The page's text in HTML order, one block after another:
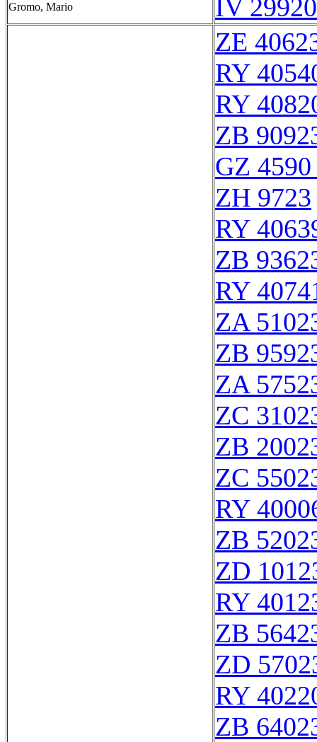
Gromo, Mario
IV
ZE
RY
RY
ZB
GZ
ZH 9723
RY
ZB
RY
ZA
ZB
ZA
ZC
ZB
ZC
RY
ZB
ZD
RY
ZB
ZD
RY
ZB